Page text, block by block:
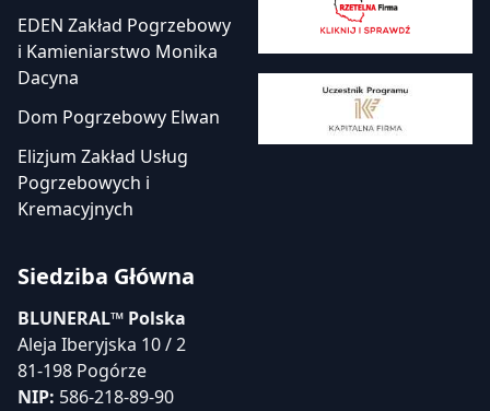
EDEN Zakład Pogrzebowy
i Kamieniarstwo Monika
Dacyna
Dom Pogrzebowy Elwan
Elizjum Zakład Usług
Pogrzebowych i
Kremacyjnych
Siedziba Główna
BLUNERAL™ Polska
Aleja Iberyjska 10 / 2
81-198 Pogórze
NIP: 586-218-89-90